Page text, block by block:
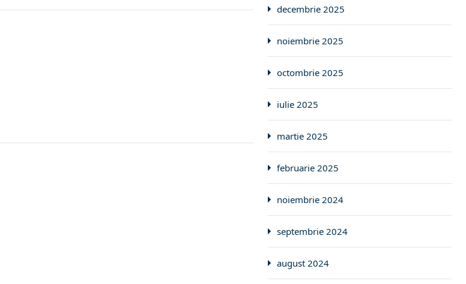
decembrie 2025
noiembrie 2025
octombrie 2025
iulie 2025
martie 2025
februarie 2025
noiembrie 2024
septembrie 2024
august 2024